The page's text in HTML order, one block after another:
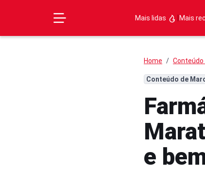
Mais lidas |Mais
Home Conteúdo
Conteúdo de
e